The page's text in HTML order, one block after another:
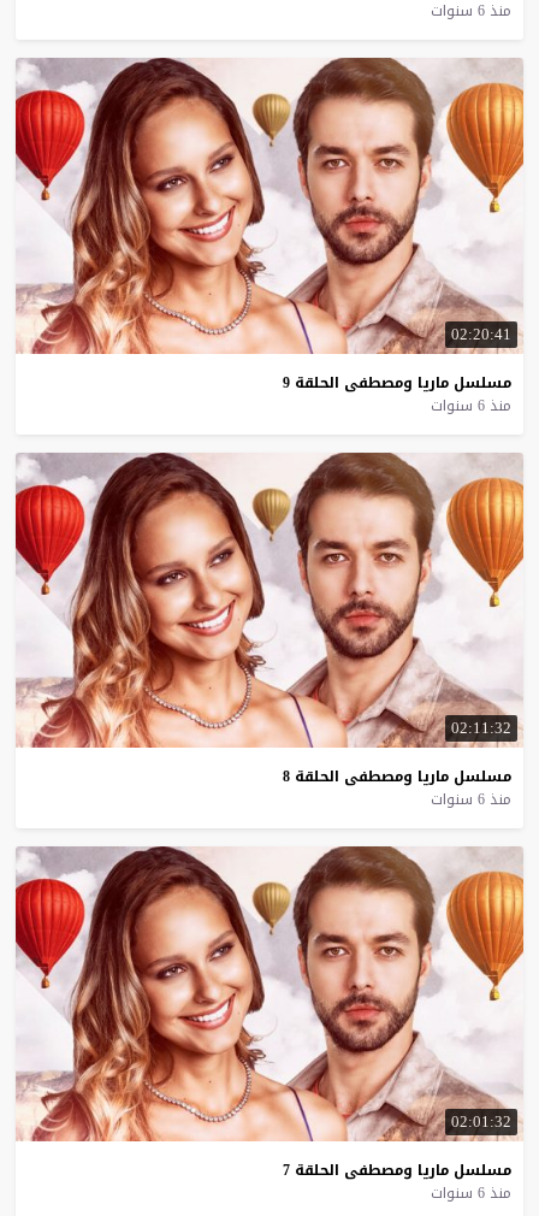
منذ 6 سنوات
02:20:41
مسلسل ماريا ومصطفى الحلقة 9
منذ 6 سنوات
02:11:32
مسلسل ماريا ومصطفى الحلقة 8
منذ 6 سنوات
02:01:32
مسلسل ماريا ومصطفى الحلقة 7
منذ 6 سنوات